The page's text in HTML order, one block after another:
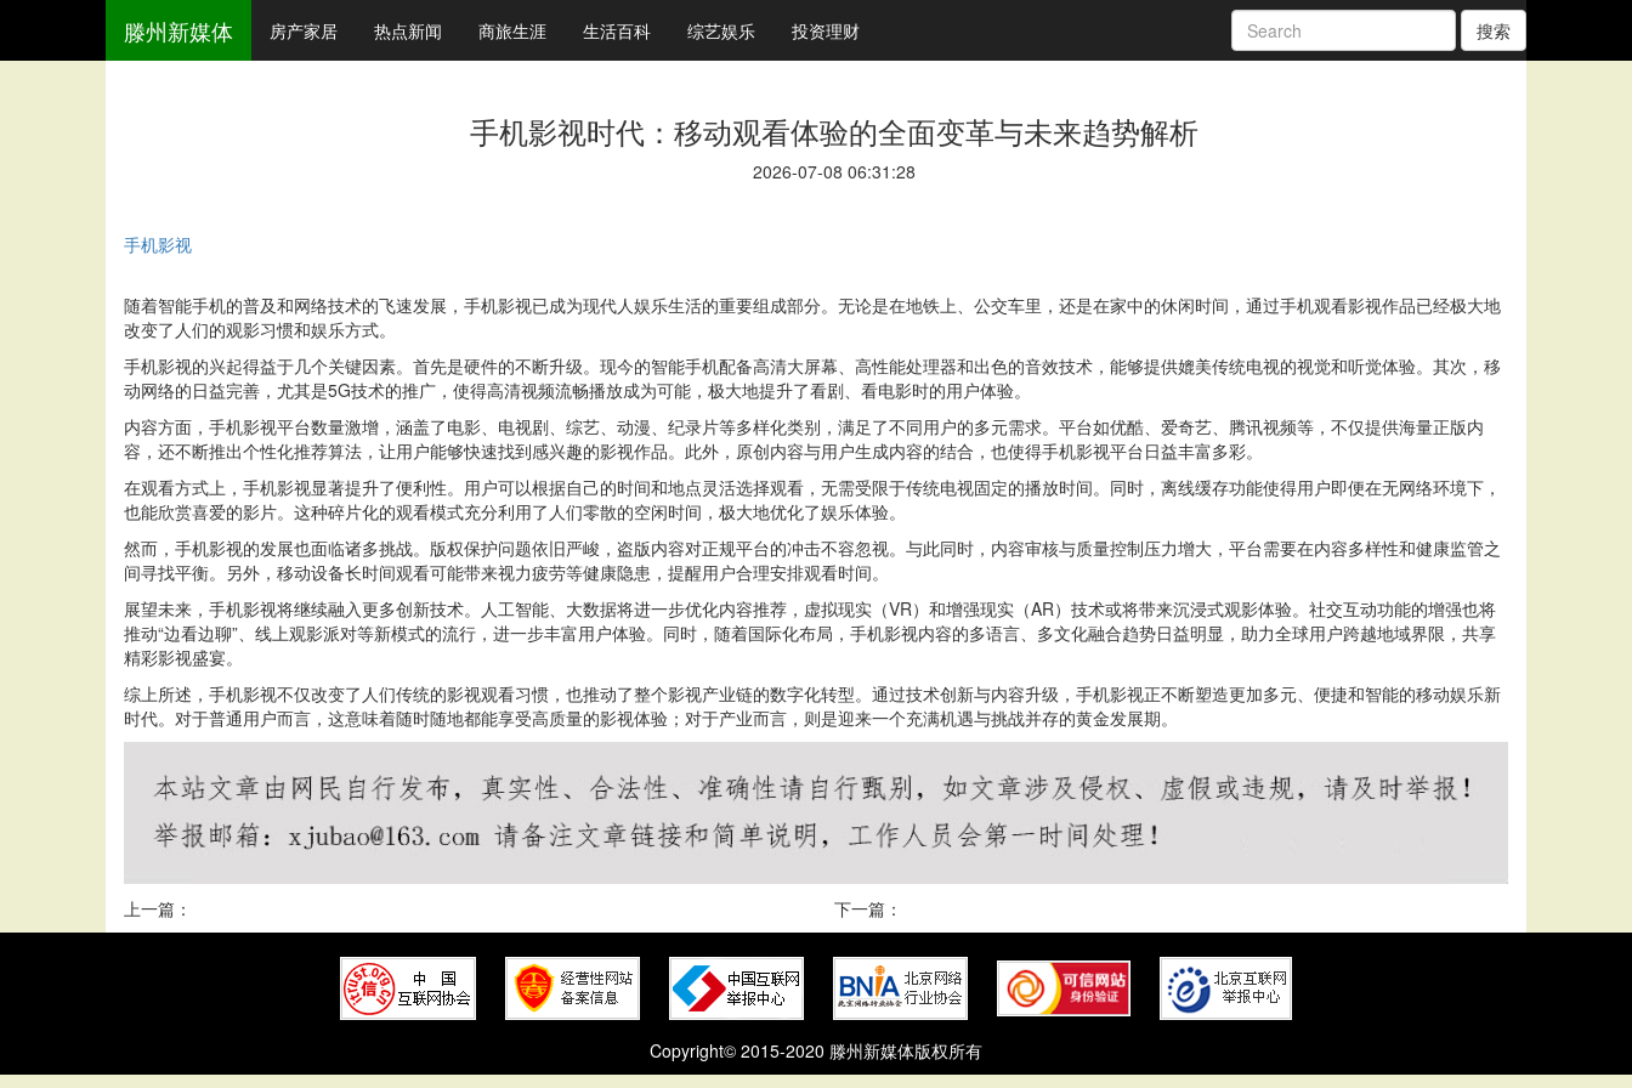
滕州新媒体 房产家居 热点新闻 商旅生涯 生活百科 综艺娱乐 投资理财 搜索
手机影视时代：移动观看体验的全面变革与未来趋势解析
2026-07-08 06:31:28
手机影视
随着智能手机的普及和网络技术的飞速发展，手机影视已成为现代人娱乐生活的重要组成部分。无论是在地铁上、公交车里，还是在家中的休闲时间，通过手机观看影视作品已经极大地
改变了人们的观影习惯和娱乐方式。
手机影视的兴起得益于几个关键因素。首先是硬件的不断升级。现今的智能手机配备高清大屏幕、高性能处理器和出色的音效技术，能够提供媲美传统电视的视觉和听觉体验。其次，移
动网络的日益完善，尤其是5G技术的推广，使得高清视频流畅播放成为可能，极大地提升了看剧、看电影时的用户体验。
内容方面，手机影视平台数量激增，涵盖了电影、电视剧、综艺、动漫、纪录片等多样化类别，满足了不同用户的多元需求。平台如优酷、爱奇艺、腾讯视频等，不仅提供海量正版内
容，还不断推出个性化推荐算法，让用户能够快速找到感兴趣的影视作品。此外，原创内容与用户生成内容的结合，也使得手机影视平台日益丰富多彩。
在观看方式上，手机影视显著提升了便利性。用户可以根据自己的时间和地点灵活选择观看，无需受限于传统电视固定的播放时间。同时，离线缓存功能使得用户即便在无网络环境下，
也能欣赏喜爱的影片。这种碎片化的观看模式充分利用了人们零散的空闲时间，极大地优化了娱乐体验。
然而，手机影视的发展也面临诸多挑战。版权保护问题依旧严峻，盗版内容对正规平台的冲击不容忽视。与此同时，内容审核与质量控制压力增大，平台需要在内容多样性和健康监管之
间寻找平衡。另外，移动设备长时间观看可能带来视力疲劳等健康隐患，提醒用户合理安排观看时间。
展望未来，手机影视将继续融入更多创新技术。人工智能、大数据将进一步优化内容推荐，虚拟现实（VR）和增强现实（AR）技术或将带来沉浸式观影体验。社交互动功能的增强也将
推动“边看边聊”、线上观影派对等新模式的流行，进一步丰富用户体验。同时，随着国际化布局，手机影视内容的多语言、多文化融合趋势日益明显，助力全球用户跨越地域界限，共享
精彩影视盛宴。
综上所述，手机影视不仅改变了人们传统的影视观看习惯，也推动了整个影视产业链的数字化转型。通过技术创新与内容升级，手机影视正不断塑造更加多元、便捷和智能的移动娱乐新
时代。对于普通用户而言，这意味着随时随地都能享受高质量的影视体验；对于产业而言，则是迎来一个充满机遇与挑战并存的黄金发展期。
上一篇： 下一篇：
Copyright© 2015-2020 滕州新媒体版权所有